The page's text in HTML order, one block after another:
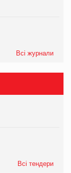
Всі журнали
Всі тендери